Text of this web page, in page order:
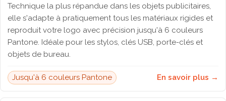
Technique la plus répandue dans les objets publicitaires,
elle s'adapte à pratiquement tous les matériaux rigides et
reproduit votre logo avec précision jusqu'à 6 couleurs
Pantone. Idéale pour les stylos, clés USB, porte-clés et
objets de bureau.
Jusqu'à 6 couleurs Pantone En savoir plus →